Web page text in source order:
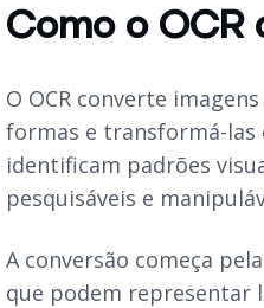
Como o
O OCR converte
formas e transformá-las
identificam padrões
pesquisáveis e
A conversão começa
que podem representar